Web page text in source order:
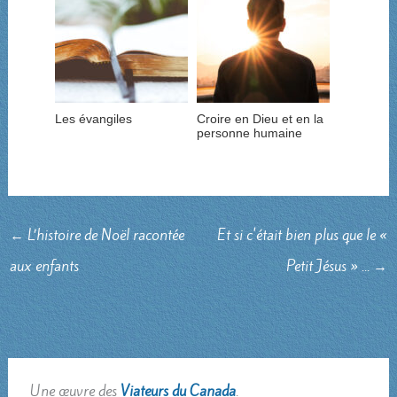
Les évangiles
Croire en Dieu et en la
personne humaine
←L’histoire de Noël racontée
aux enfants
Et si c'était bien plus que le «
Petit Jésus » ...→
Une œuvre des Viateurs du Canada.